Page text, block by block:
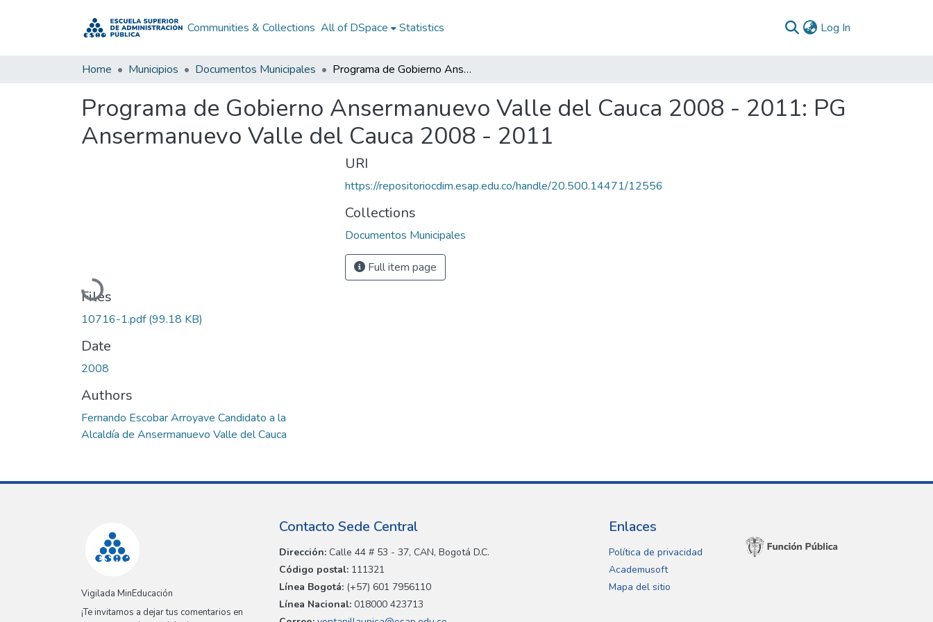
Communities & Collections All of DSpace Statistics Log In
Home Municipios Documentos Municipales Programa de Gobierno Ansermanuevo Valle del Cauca 2008 - 2011: PG Ansermanuevo Valle del Cauca 2008 - 2011
Programa de Gobierno Ansermanuevo Valle del Cauca 2008 - 2011: PG
Ansermanuevo Valle del Cauca 2008 - 2011
Loading...
Files
10716-1.pdf(99.18 KB)
Date
2008
Authors
Fernando Escobar Arroyave Candidato a la
Alcaldía de Ansermanuevo Valle del Cauca
URI
https://repositoriocdim.esap.edu.co/handle/20.500.14471/12556
Collections
Documentos Municipales
Full item page
Vigilada MinEducación
¡Te invitamos a dejar tus comentarios en
Contacto Sede Central
Dirección: Calle 44 # 53 - 37, CAN, Bogotá D.C.
Código postal: 111321
Línea Bogotá: (+57) 601 7956110
Línea Nacional: 018000 423713
Enlaces
Política de privacidad
Academusoft
Mapa del sitio